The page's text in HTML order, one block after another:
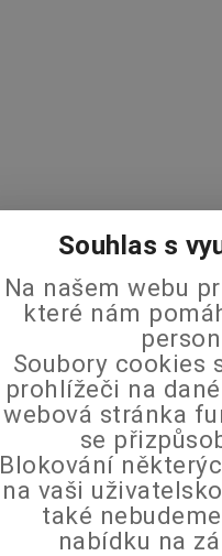
Souhlas s
Na našem webu
které nám
Soubory cookies
prohlížeči na
webová stránka
se
Blokování
na vaši
také
nabídku na